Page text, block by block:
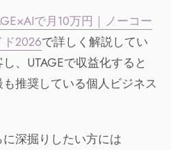
で月10万円｜ノーコー
ド2026で詳しく解説してい
、UTAGEで収益化すると
推奨している個人ビジネス
深掘りしたい方には